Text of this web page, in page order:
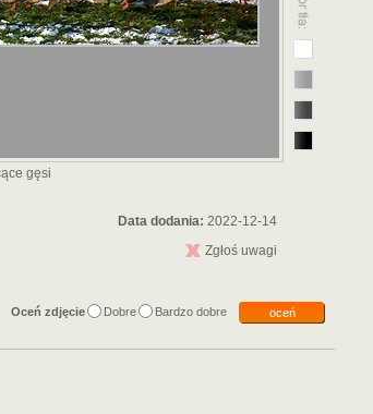
gęsi
Data dodania: 2022-12-14
Zgłoś uwagi
Oceń zdjęcie Dobre Bardzo dobre
oceń